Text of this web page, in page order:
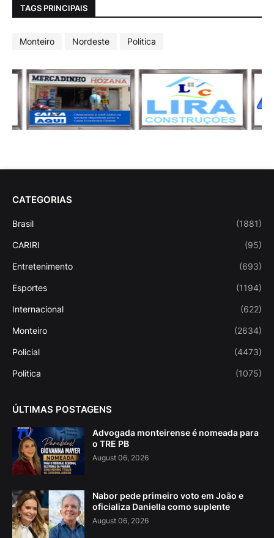
TAGS PRINCIPAIS
Monteiro Nordeste Politica
CATEGORIAS
Brasil (1881)
CARIRI (95)
Entretenimento (693)
Esportes (1194)
Internacional (622)
Monteiro (2634)
Policial (4473)
Politica (1075)
ÚLTIMAS POSTAGENS
Advogada monteirense é nomeada para
o TRE PB
August 06, 2026
Nabor pede primeiro voto em João e
oficializa Daniella como suplente
August 06, 2026